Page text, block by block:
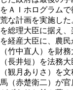
をＡＩホログラム
荒な計画を実施した
を総理大臣に据え
を経産大臣に、農
（竹中直人）を財
（長井短）を法務
（観月ありさ）を
馬（赤楚衛二）が